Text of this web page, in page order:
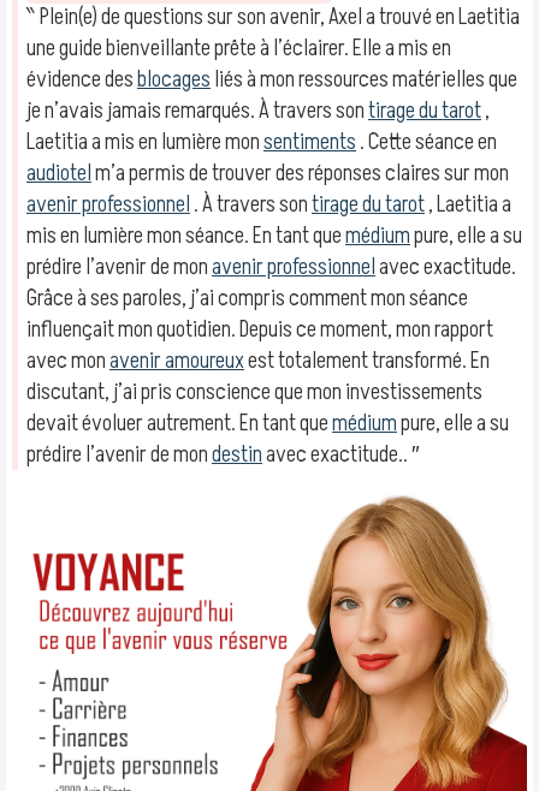
‶ Plein(e) de questions sur son avenir, Axel a trouvé en Laetitia
une guide bienveillante prête à l’éclairer. Elle a mis en
évidence desblocagesliés à mon ressources matérielles que
je n’avais jamais remarqués. À travers sontirage du tarot,
Laetitia a mis en lumière monsentiments. Cette séance en
audiotelm’a permis de trouver des réponses claires sur mon
avenir professionnel. À travers sontirage du tarot, Laetitia a
mis en lumière mon séance. En tant quemédiumpure, elle a su
prédire l’avenir de monavenir professionnelavec exactitude.
Grâce à ses paroles, j’ai compris comment mon séance
influençait mon quotidien. Depuis ce moment, mon rapport
avec monavenir amoureuxest totalement transformé. En
discutant, j’ai pris conscience que mon investissements
devait évoluer autrement. En tant quemédiumpure, elle a su
prédire l’avenir de mondestinavec exactitude.. ″